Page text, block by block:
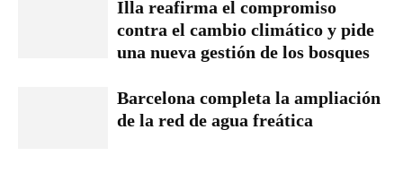
Illa reafirma el compromiso
contra el cambio climático y pide
una nueva gestión de los bosques
Barcelona completa la ampliación
de la red de agua freática